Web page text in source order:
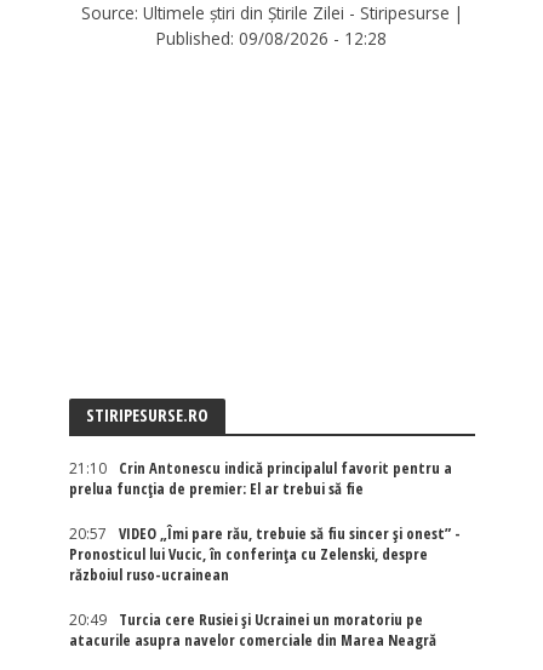
Source: Ultimele știri din Știrile Zilei - Stiripesurse |
Published: 09/08/2026 - 12:28
STIRIPESURSE.RO
21:10
Crin Antonescu indică principalul favorit pentru a
prelua funcția de premier: El ar trebui să fie
20:57
VIDEO „Îmi pare rău, trebuie să fiu sincer și onest” -
Pronosticul lui Vucic, în conferința cu Zelenski, despre
războiul ruso-ucrainean
20:49
Turcia cere Rusiei și Ucrainei un moratoriu pe
atacurile asupra navelor comerciale din Marea Neagră